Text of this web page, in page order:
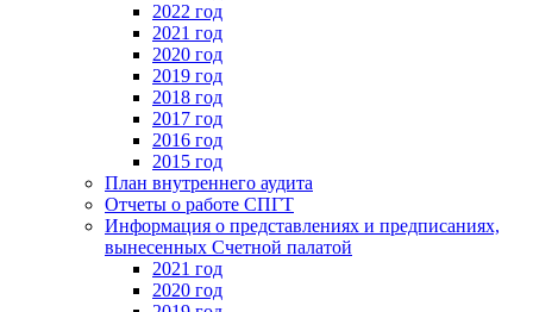
2022 год
2021 год
2020 год
2019 год
2018 год
2017 год
2016 год
2015 год
План внутреннего аудита
Отчеты о работе СПГТ
Информация о представлениях и предписаниях,
вынесенных Счетной палатой
2021 год
2020 год